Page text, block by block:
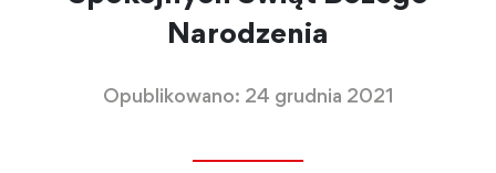
Narodzenia
Opublikowano: 24 grudnia 2021